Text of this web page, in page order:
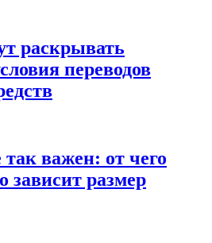
раскрывать
переводов
важен: от чего
зависит размер